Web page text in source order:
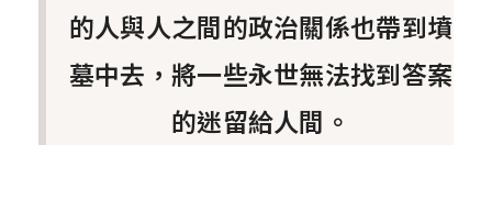
的人與人之間的政治關係也帶到墳
墓中去，將一些永世無法找到答案
的迷留給人間。